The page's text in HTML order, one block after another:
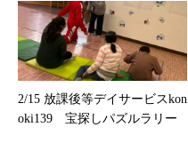
2/15 放課後等デイサービスkon
oki139 宝探しパズルラリー